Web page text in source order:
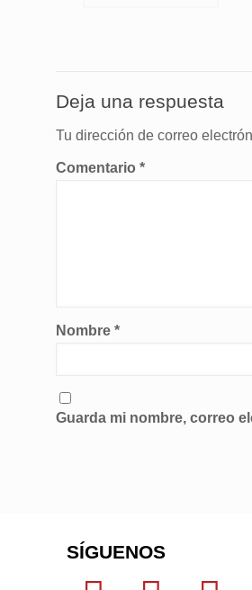
Deja una respuesta
Tu dirección de correo
Comentario *
Nombre *
Guarda mi nombre, correo
SÍGUENOS